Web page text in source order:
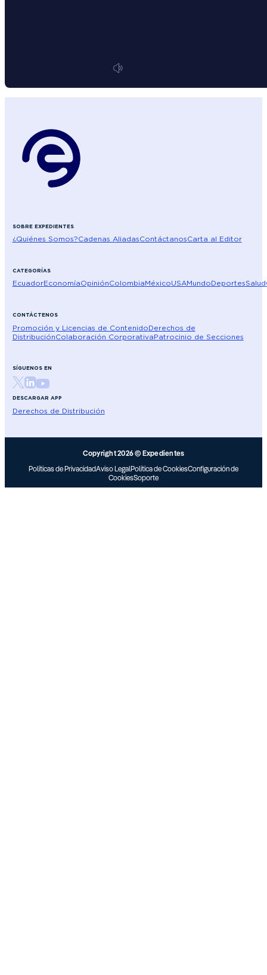
SOBRE EXPEDIENTES
¿Quiénes Somos?Cadenas AliadasContáctanosCarta al Editor
CATEGORÍAS
EcuadorEconomíaOpiniónColombiaMéxicoUSAMundoDeportesSalud
CONTÁCTENOS
Promoción y Licencias de ContenidoDerechos de
DistribuciónColaboración CorporativaPatrocinio de Secciones
SÍGUENOS EN
DESCARGAR APP
Derechos de Distribución
Copyright 2026 © Expedientes
Políticas de PrivacidadAviso LegalPolítica de CookiesConfiguración de
CookiesSoporte